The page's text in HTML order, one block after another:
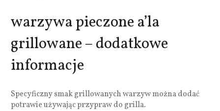
warzywa pieczone a’la
grillowane – dodatkowe
informacje
Specyficzny smak grillowanych warzyw można dodać
potrawie używając przypraw do grilla.